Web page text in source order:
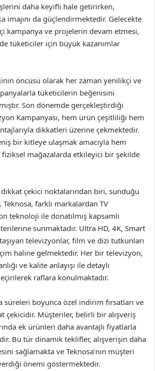
daha keyifli hale getirirken,
imajını da güçlendirmektedir. Gelecekte
kampanya ve projelerin devam etmesi,
tüketiciler için büyük kazanımlar
öncüsü olarak her zaman yenilikçi ve
tüketicilerin beğenisini
Son dönemde gerçekleştirdiği
Kampanyası, hem ürün çeşitliliği hem
dikkatleri üzerine çekmektedir.
bir kitleye ulaşmak amacıyla hem
mağazalarda etkileyici bir şekilde
dikkat çekici noktalarından biri, sunduğu
farklı markalardan TV
teknoloji ile donatılmış kapsamlı
sunmaktadır. Ultra HD, 4K, Smart
televizyonlar, film ve dizi tutkunları
haline gelmektedir. Her bir televizyon,
ve kalite anlayışı ile detaylı
raflara konulmaktadır.
süreleri boyunca özel indirim fırsatları ve
çekicidir. Müşteriler, belirli bir alışveriş
ek ürünleri daha avantajlı fiyatlarla
Bu tür dinamik teklifler, alışverişin daha
sağlamakta ve Teknosa’nın müşteri
önemi göstermektedir.